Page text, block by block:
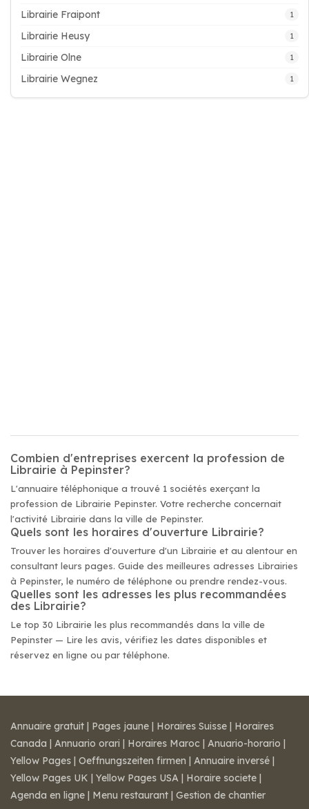
Librairie Fraipont 1
Librairie Heusy 1
Librairie Olne 1
Librairie Wegnez 1
Combien d'entreprises exercent la profession de
Librairie à Pepinster?
L'annuaire téléphonique a trouvé 1 sociétés exerçant la
profession de Librairie Pepinster. Votre recherche concernait
l'activité Librairie dans la ville de Pepinster.
Quels sont les horaires d'ouverture Librairie?
Trouver les horaires d'ouverture d'un Librairie et au alentour en
consultant leurs pages. Guide des meilleures adresses Librairies
à Pepinster, le numéro de téléphone ou prendre rendez-vous.
Quelles sont les adresses les plus recommandées
des Librairie?
Le top 30 Librairie les plus recommandés dans la ville de
Pepinster — Lire les avis, vérifiez les dates disponibles et
réservez en ligne ou par téléphone.
Annuaire gratuit | Pages jaune | Horaires Suisse | Horaires
Canada | Annuario orari | Horaires Maroc | Anuario-horario |
Yellow Pages | Oeffnungszeiten firmen | Annuaire inversé |
Yellow Pages UK | Yellow Pages USA | Horaire societe |
Agenda en ligne | Menu restaurant | Gestion de chantier